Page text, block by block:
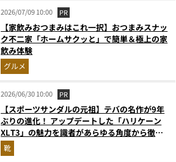
2026/07/09 10:00 PR
【家飲みおつまみはこれ一択】おつまみスナッ
ク不二家「ホームサクッと」で簡単＆極上の家
飲み体験
グルメ
2026/06/30 10:00 PR
【スポーツサンダルの元祖】テバの名作が9年
ぶりの進化！ アップデートした「ハリケーン
XLT3」の魅力を識者があらゆる角度から徹底
解説！
靴